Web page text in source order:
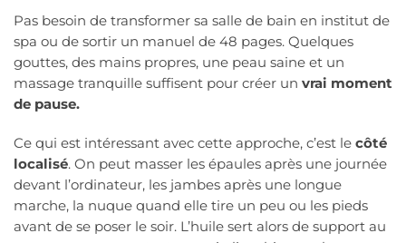
Pas besoin de transformer sa salle de bain en institut de
spa ou de sortir un manuel de 48 pages. Quelques
gouttes, des mains propres, une peau saine et un
massage tranquille suffisent pour créer un vrai moment
de pause.
Ce qui est intéressant avec cette approche, c’est le côté
localisé. On peut masser les épaules après une journée
devant l’ordinateur, les jambes après une longue
marche, la nuque quand elle tire un peu ou les pieds
avant de se poser le soir. L’huile sert alors de support au